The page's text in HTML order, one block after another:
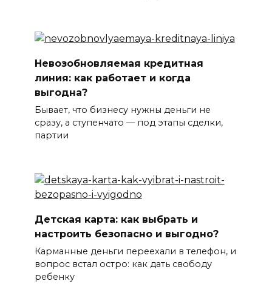
Невозобновляемая кредитная
линия: как работает и когда
выгодна?
Бывает, что бизнесу нужны деньги не
сразу, а ступенчато — под этапы сделки,
партии
Детская карта: как выбрать и
настроить безопасно и выгодно?
Карманные деньги переехали в телефон, и
вопрос встал остро: как дать свободу
ребенку